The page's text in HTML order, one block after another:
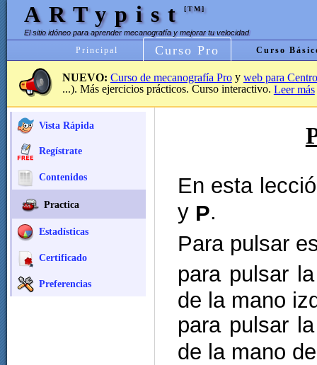
ARTypist [TM]
El sitio idóneo para aprender mecanografía y mejorar tu velocidad
Principal Curso Pro Curso
NUEVO: Curso de mecanografía Proy web para
...). Más ejercicios prácticos. Curso interactivo. Leer más
Vista Rápida
Regístrate
Contenidos
Practica
Estadísticas
Certificado
Preferencias
En esta
y P.
Para pulsar
para pulsar
de la mano
para pulsar
de la mano